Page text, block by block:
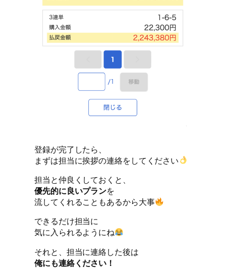
登録が完了したら、
まずは担当に挨拶の連絡をしてください
担当と仲良くしておくと、
優先的に良いプランを
流してくれることもあるから大事
できるだけ担当に
気に入られるようにね
それと、担当に連絡した後は
俺にも連絡ください！